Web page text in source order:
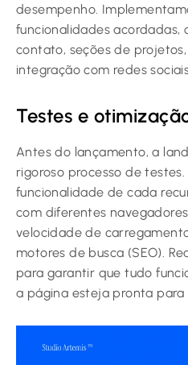
desempenho.
funcionalidades acordadas,
contato, seções de
integração com redes
Testes e
Antes do lançamento, a
rigoroso processo de
funcionalidade de cada
com diferentes
velocidade de
motores de busca (SEO).
para garantir que tudo
a página esteja pronta para